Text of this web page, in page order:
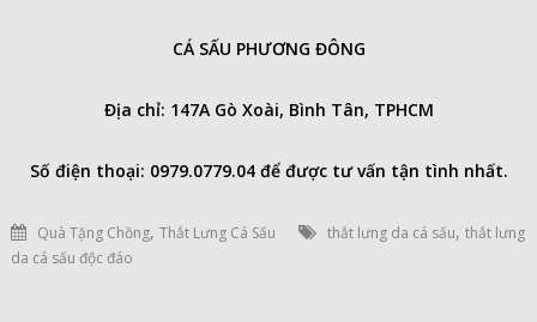
CÁ SẤU PHƯƠNG ĐÔNG
Địa chỉ: 147A Gò Xoài, Bình Tân, TPHCM
Số điện thoại: 0979.0779.04 để được tư vấn tận tình nhất.
Quà Tặng Chồng, Thắt Lưng Cá Sấu thắt lưng da cá sấu, thắt lưng
da cá sấu độc đáo